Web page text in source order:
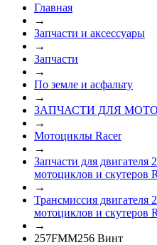
Главная
→
Запчасти и аксессуары
→
Запчасти
→
По земле и асфальту
→
ЗАПЧАСТИ ДЛЯ
→
Мотоциклы Racer
→
Запчасти для двигателя
мотоциклов и скутеров
→
Трансмиссия двигателя
мотоциклов и скутеров
→
257FMM256 Винт